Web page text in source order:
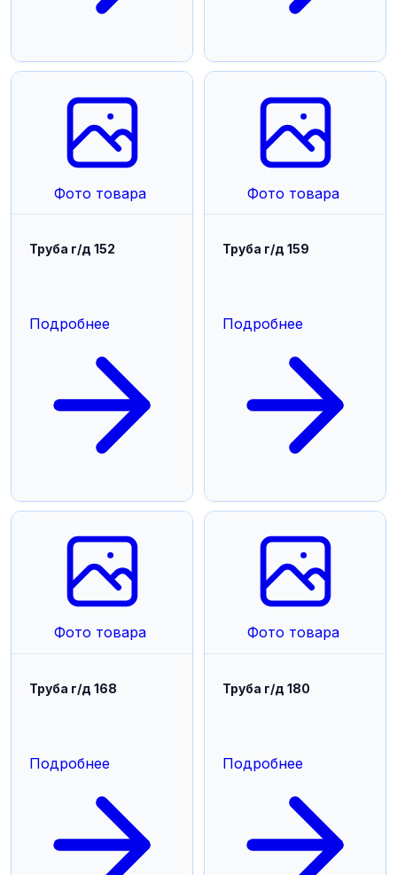
Фото товара
Труба г/д 152
Подробнее
Фото товара
Труба г/д 159
Подробнее
Фото товара
Труба г/д 168
Подробнее
Фото товара
Труба г/д 180
Подробнее